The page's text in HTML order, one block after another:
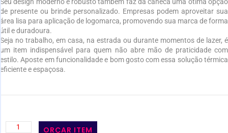
de presente ou brinde personalizado. Empresas podem aproveitar sua
área lisa para aplicação de logomarca, promovendo sua marca de forma
útil e duradoura.
Seja no trabalho, em casa, na estrada ou durante momentos de lazer, é
um item indispensável para quem não abre mão de praticidade com
estilo. Aposte em funcionalidade e bom gosto com essa solução térmica
eficiente e espaçosa.
ORÇAR ITEM